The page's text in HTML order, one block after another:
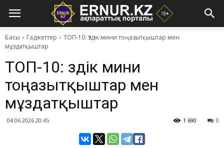
Басы Гаджеттер
ТОП-10: Үздік мини тоңазытқыштар мен
мұздатқыштар
ТОП-10: Үздік мини
тоңазытқыштар мен
мұздатқыштар
04.06.2026 20:45 0
1 690